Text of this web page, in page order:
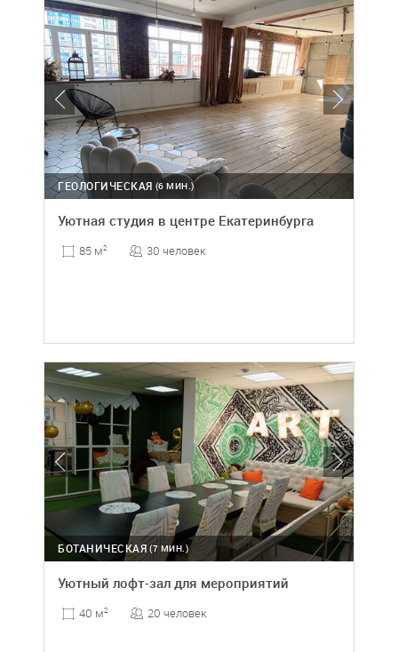
(6 МИН.)
ГЕОЛОГИЧЕСКАЯ
Уютная студия в центре Екатеринбурга
85 м2 30 человек
(7 МИН.)
БОТАНИЧЕСКАЯ
Уютный лофт-зал для мероприятий
40 м2 20 человек